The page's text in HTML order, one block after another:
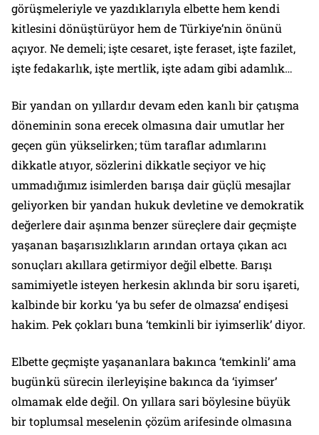
görüşmeleriyle ve yazdıklarıyla elbette hem kendi
kitlesini dönüştürüyor hem de Türkiye’nin önünü
açıyor. Ne demeli; işte cesaret, işte feraset, işte fazilet,
işte fedakarlık, işte mertlik, işte adam gibi adamlık…
Bir yandan on yıllardır devam eden kanlı bir çatışma
döneminin sona erecek olmasına dair umutlar her
geçen gün yükselirken; tüm taraflar adımlarını
dikkatle atıyor, sözlerini dikkatle seçiyor ve hiç
ummadığımız isimlerden barışa dair güçlü mesajlar
geliyorken bir yandan hukuk devletine ve demokratik
değerlere dair aşınma benzer süreçlere dair geçmişte
yaşanan başarısızlıkların arından ortaya çıkan acı
sonuçları akıllara getirmiyor değil elbette. Barışı
samimiyetle isteyen herkesin aklında bir soru işareti,
kalbinde bir korku ‘ya bu sefer de olmazsa’ endişesi
hakim. Pek çokları buna ‘temkinli bir iyimserlik’ diyor.
Elbette geçmişte yaşananlara bakınca ‘temkinli’ ama
bugünkü sürecin ilerleyişine bakınca da ‘iyimser’
olmamak elde değil. On yıllara sari böylesine büyük
bir toplumsal meselenin çözüm arifesinde olmasına